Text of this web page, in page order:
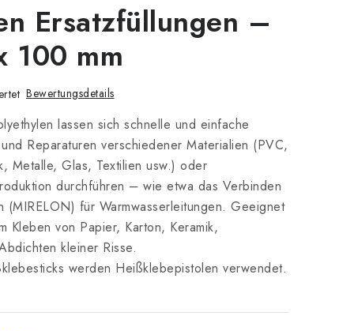
Ersatzfüllungen –
100 mm
Bewertungsdetails
lassen sich schnelle und einfache
Reparaturen verschiedener Materialien (PVC,
Metalle, Glas, Textilien usw.) oder
durchführen – wie etwa das Verbinden
(MIRELON) für Warmwasserleitungen. Geeignet
Kleben von Papier, Karton, Keramik,
kleiner Risse.
werden Heißklebepistolen verwendet.